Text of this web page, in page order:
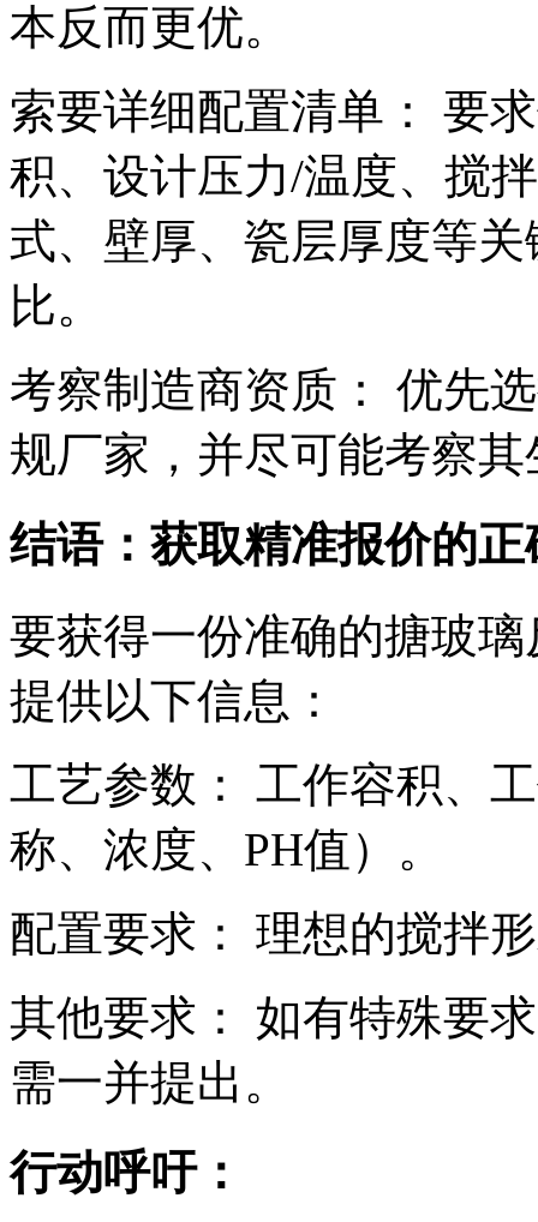
本反而更优。
索要详细配置清单： 要
积、设计压力/温度、搅
式、壁厚、瓷层厚度等
比。
考察制造商资质： 优先
规厂家，并尽可能考察
结语：获取精准报价的正
要获得一份准确的搪玻
提供以下信息：
工艺参数： 工作容积、
称、浓度、PH值）。
配置要求： 理想的搅拌
其他要求： 如有特殊要
需一并提出。
行动呼吁：